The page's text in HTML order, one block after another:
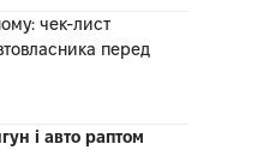
чек-лист
перед
і авто раптом